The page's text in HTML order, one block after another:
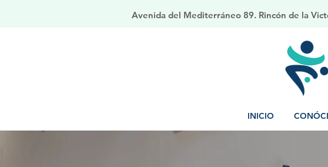
Avenida del Mediterráneo 89. Rincón de la
INICIO